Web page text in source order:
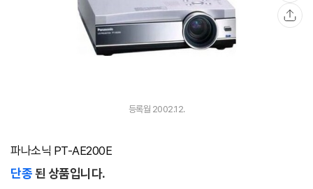
관
심
등록월 2002.12.
파나소닉 PT-AE200E
단종된 상품입니다.